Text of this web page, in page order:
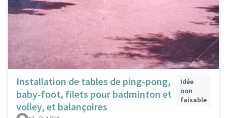
Installation de tables de ping-pong,
baby-foot, filets pour badminton et
volley, et balançoires
Idée
non
faisable